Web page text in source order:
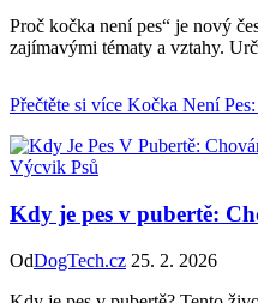
Proč kočka není pes“ je nový
zajímavými tématy a vztahy.
Přečtěte si více Kočka Není
Výcvik Psů
Kdy je pes v pubertě:
OdDogTech.cz 25. 2. 2026